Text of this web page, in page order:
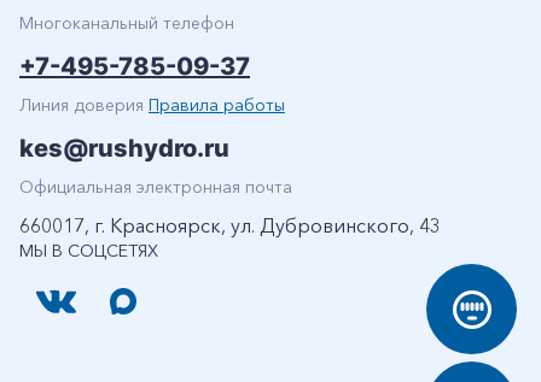
МЫ В СОЦСЕТЯХ
Многоканальный телефон
+7-495-785-09-37
Линия доверия Правила работы
kes@rushydro.ru
Официальная электронная почта
660017, г. Красноярск, ул. Дубровинского, 43